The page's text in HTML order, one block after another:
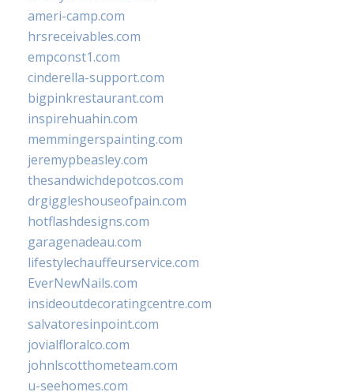
ameri-camp.com
hrsreceivables.com
empconst1.com
cinderella-support.com
bigpinkrestaurant.com
inspirehuahin.com
memmingerspainting.com
jeremypbeasley.com
thesandwichdepotcos.com
drgiggleshouseofpain.com
hotflashdesigns.com
garagenadeau.com
lifestylechauffeurservice.com
EverNewNails.com
insideoutdecoratingcentre.com
salvatoresinpoint.com
jovialfloralco.com
johnlscotthometeam.com
u-seehomes.com